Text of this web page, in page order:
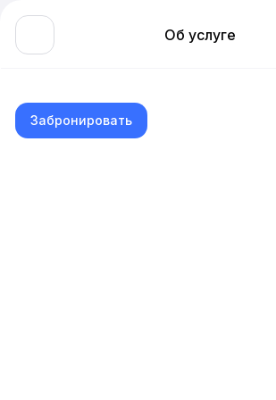
Об услуге
Забронировать